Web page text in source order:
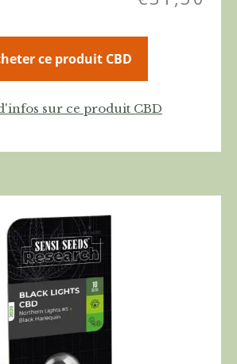
ce produit CBD
sur ce produit CBD